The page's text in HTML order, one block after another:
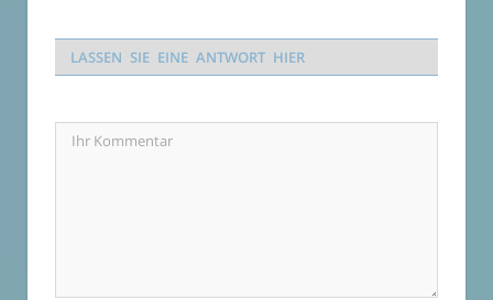
LASSEN SIE EINE ANTWORT HIER